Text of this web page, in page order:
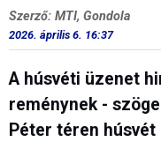
Szerző: MTI, Gondola
2026. április 6. 16:37
A húsvéti üzenet
reménynek -
Péter téren